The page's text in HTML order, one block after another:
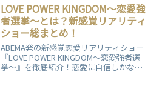
や心理戦が繰り広げられる中、視聴者も
展開にドキドキ。予測不能な恋のバトル
が魅力の番組の第4話についてまとめまし
た。
LOVE POWER KINGDOM〜恋愛強
者選挙〜とは？新感覚リアリティ
ショー総まとめ！
ABEMA発の新感覚恋愛リアリティショー
『LOVE POWER KINGDOM〜恋愛強者選
挙〜』を徹底紹介！恋愛に自信しかない